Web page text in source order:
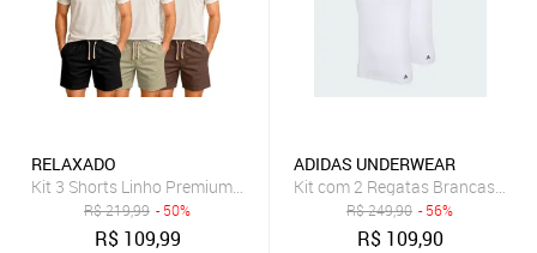
RELAXADO
Kit 3 Shorts Linho Premium Relaxado Bermuda Masculina
R$219,99 - 50%
R$ 109,99
ADIDAS UNDERWEAR
Kit com 2 Regatas Brancas
R$249,90 - 56%
R$ 109,90